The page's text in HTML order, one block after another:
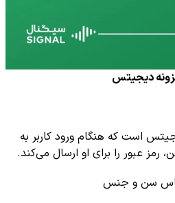
دیجیتس
است که هنگام ورود کاربر به
رمز عبور را برای او ارسال می‌کند.
اساس سن و جنس